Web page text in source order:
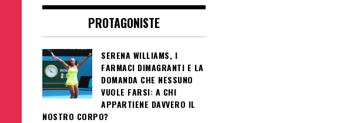
PROTAGONISTE
SERENA WILLIAMS, I
FARMACI DIMAGRANTI E LA
DOMANDA CHE NESSUNO
VUOLE FARSI: A CHI
APPARTIENE DAVVERO IL
NOSTRO CORPO?